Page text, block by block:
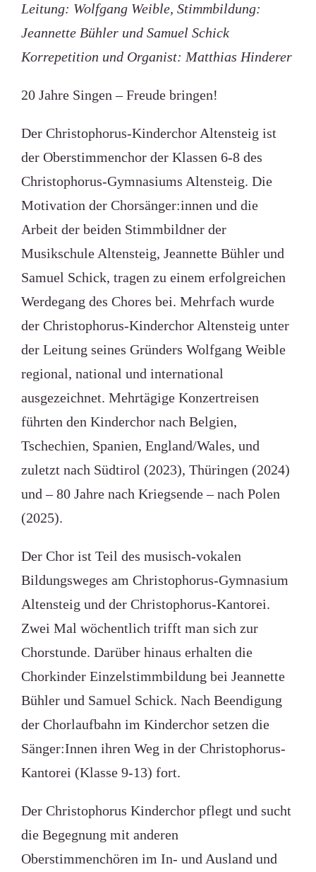
Leitung: Wolfgang Weible, Stimmbildung:
Jeannette Bühler und Samuel Schick
Korrepetition und Organist: Matthias Hinderer
20 Jahre Singen – Freude bringen!
Der Christophorus-Kinderchor Altensteig ist
der Oberstimmenchor der Klassen 6-8 des
Christophorus-Gymnasiums Altensteig. Die
Motivation der Chorsänger:innen und die
Arbeit der beiden Stimmbildner der
Musikschule Altensteig, Jeannette Bühler und
Samuel Schick, tragen zu einem erfolgreichen
Werdegang des Chores bei. Mehrfach wurde
der Christophorus-Kinderchor Altensteig unter
der Leitung seines Gründers Wolfgang Weible
regional, national und international
ausgezeichnet. Mehrtägige Konzertreisen
führten den Kinderchor nach Belgien,
Tschechien, Spanien, England/Wales, und
zuletzt nach Südtirol (2023), Thüringen (2024)
und – 80 Jahre nach Kriegsende – nach Polen
(2025).
Der Chor ist Teil des musisch-vokalen
Bildungsweges am Christophorus-Gymnasium
Altensteig und der Christophorus-Kantorei.
Zwei Mal wöchentlich trifft man sich zur
Chorstunde. Darüber hinaus erhalten die
Chorkinder Einzelstimmbildung bei Jeannette
Bühler und Samuel Schick. Nach Beendigung
der Chorlaufbahn im Kinderchor setzen die
Sänger:Innen ihren Weg in der Christophorus-
Kantorei (Klasse 9-13) fort.
Der Christophorus Kinderchor pflegt und sucht
die Begegnung mit anderen
Oberstimmenchören im In- und Ausland und